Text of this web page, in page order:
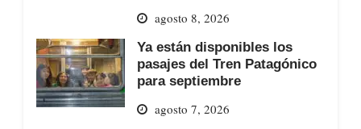
agosto 8, 2026
Ya están disponibles los
pasajes del Tren Patagónico
para septiembre
agosto 7, 2026